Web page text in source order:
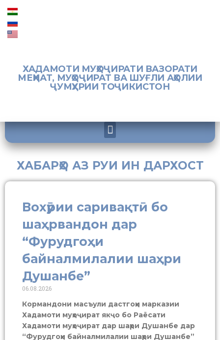
ХАДАМОТИ МУҲОҶИРАТИ ВАЗОРАТИ
МЕҲНАТ, МУҲОҶИРАТ ВА ШУҒЛИ АҲОЛИИ
ҶУМҲУРИИ ТОҶИКИСТОН
ХАБАРҲО АЗ РУИ ИН ДАРХОСТ
Вохӯрии саривақтӣ бо
шаҳрвандон дар
“Фурудгоҳи
байналмилалии шаҳри
Душанбе”
06.08.2026
Кормандони масъули дастгоҳи марказии
Хадамоти муҳоҷират якҷо бо Раёсати
Хадамоти муҳоҷират дар шаҳри Душанбе дар
“Фурудгоҳи байналмилалии шаҳри Душанбе”